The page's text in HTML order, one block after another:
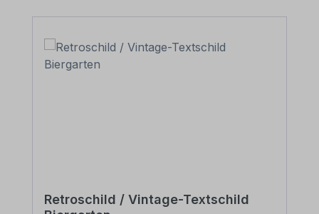
Retroschild / Vintage-Textschild